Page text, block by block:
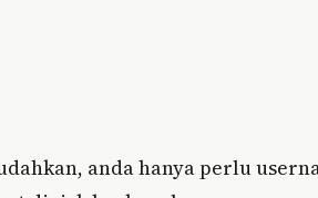
anda hanya perlu